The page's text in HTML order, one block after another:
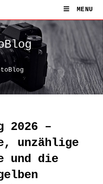
MENU
2026 –
unzählige
und die